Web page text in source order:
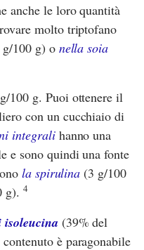
anche le loro quantità
molto triptofano
100 g) o nella soia
100 g. Puoi ottenere il
con un cucchiaio di
integralihanno una
e sono quindi una fonte
la spirulina (3 g/100
g). 4
isoleucina (39% del
è paragonabile